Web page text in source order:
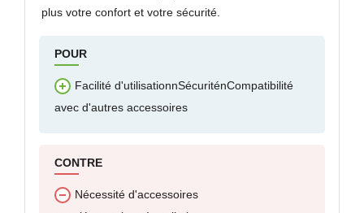
plus votre confort et votre sécurité.
POUR
Facilité d'utilisationnSécuriténCompatibilité
avec d'autres accessoires
CONTRE
Nécessité d'accessoires